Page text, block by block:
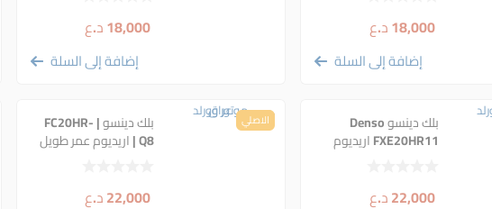
18,000د.ع
إضافة إلى السلة
18,000د.ع
إضافة إلى السلة
بلك دينسو Denso
FXE20HR11 اريديوم
22,000د.ع
الاصلي بلك دينسو | FC20HR-
Q8 | اريديوم عمر طويل
22,000د.ع